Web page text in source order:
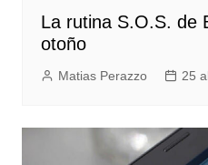
La rutina S.O.S. de
otoño
Matias Perazzo 25